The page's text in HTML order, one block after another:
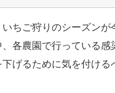
ちご狩りのシーズン
各農園で行っている感
げるために気を付ける